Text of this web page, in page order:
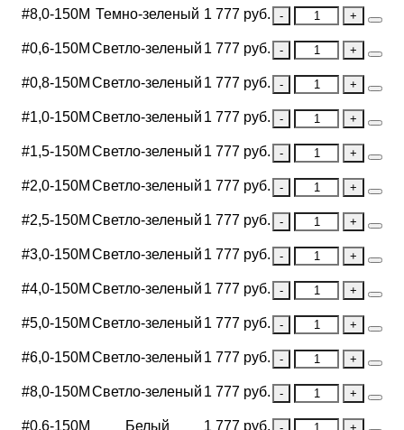
#8,0-150М Темно-зеленый 1 777 руб.
#0,6-150М Светло-зеленый 1 777 руб.
#0,8-150М Светло-зеленый 1 777 руб.
#1,0-150М Светло-зеленый 1 777 руб.
#1,5-150М Светло-зеленый 1 777 руб.
#2,0-150М Светло-зеленый 1 777 руб.
#2,5-150М Светло-зеленый 1 777 руб.
#3,0-150М Светло-зеленый 1 777 руб.
#4,0-150М Светло-зеленый 1 777 руб.
#5,0-150М Светло-зеленый 1 777 руб.
#6,0-150М Светло-зеленый 1 777 руб.
#8,0-150М Светло-зеленый 1 777 руб.
#0,6-150М Белый 1 777 руб.